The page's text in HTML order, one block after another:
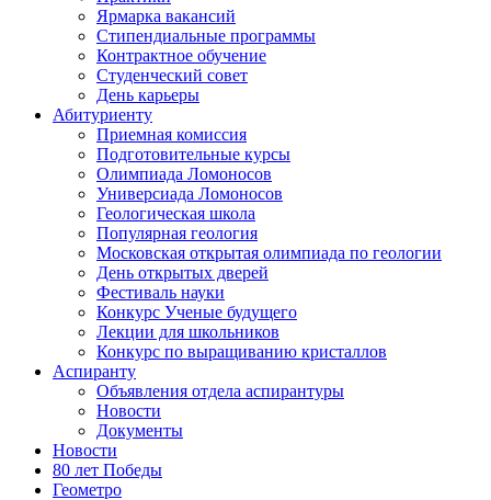
Ярмарка вакансий
Стипендиальные программы
Контрактное обучение
Студенческий совет
День карьеры
Абитуриенту
Приемная комиссия
Подготовительные курсы
Олимпиада Ломоносов
Универсиада Ломоносов
Геологическая школа
Популярная геология
Московская открытая олимпиада по геологии
День открытых дверей
Фестиваль науки
Конкурс Ученые будущего
Лекции для школьников
Конкурс по выращиванию кристаллов
Аспиранту
Объявления отдела аспирантуры
Новости
Документы
Новости
80 лет Победы
Геометро